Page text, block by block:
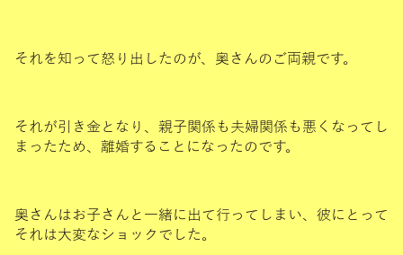
それを知って怒り出したのが、奥さんのご両親です。
それが引き金となり、親子関係も夫婦関係も悪くなってし
まったため、離婚することになったのです。
奥さんはお子さんと一緒に出て行ってしまい、彼にとって
それは大変なショックでした。